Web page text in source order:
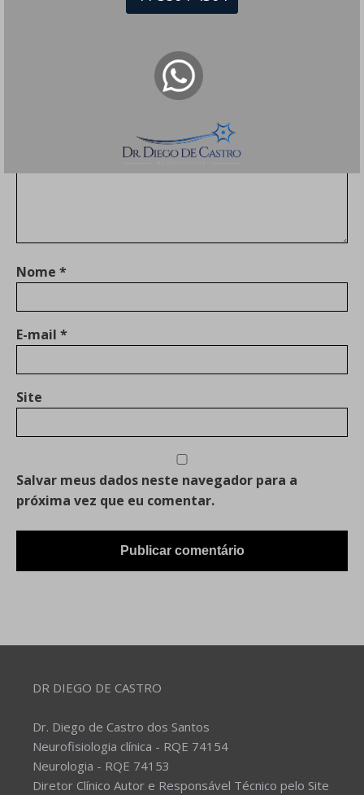
Deixe um comentário
O seu endereço de e-mail não será publicado.
obrigatórios são marcados com
Nome *
E-mail *
Site
Salvar meus dados neste navegador para a
próxima vez que eu comentar.
DR DIEGO DE CASTRO
Dr. Diego de Castro dos Santos
Neurofisiologia clínica - RQE 74154
Neurologia - RQE 74153
Diretor Clínico Autor e Responsável Técnico pelo Site